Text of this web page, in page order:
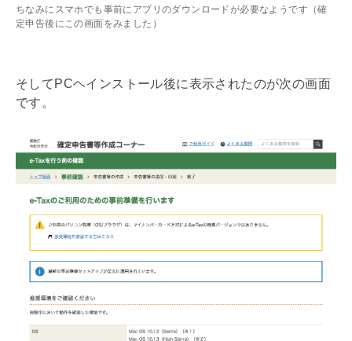
ちなみにスマホでも事前にアプリのダウンロードが必要なようです（確
定申告後にこの画面をみました）
そしてPCヘインストール後に表示されたのが次の画面
です。